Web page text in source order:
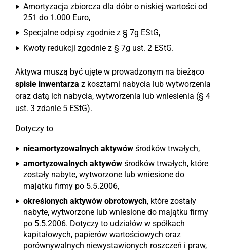
Amortyzacja zbiorcza dla dóbr o niskiej wartości od
251 do 1.000 Euro,
Specjalne odpisy zgodnie z § 7g EStG,
Kwoty redukcji zgodnie z § 7g ust. 2 EStG.
Aktywa muszą być ujęte w prowadzonym na bieżąco
spisie inwentarza z kosztami nabycia lub wytworzenia
oraz datą ich nabycia, wytworzenia lub wniesienia (§ 4
ust. 3 zdanie 5 EStG).
Dotyczy to
nieamortyzowalnych aktywów środków trwałych,
amortyzowalnych aktywów środków trwałych, które
zostały nabyte, wytworzone lub wniesione do
majątku firmy po 5.5.2006,
określonych aktywów obrotowych, które zostały
nabyte, wytworzone lub wniesione do majątku firmy
po 5.5.2006. Dotyczy to udziałów w spółkach
kapitałowych, papierów wartościowych oraz
porównywalnych niewystawionych roszczeń i praw,